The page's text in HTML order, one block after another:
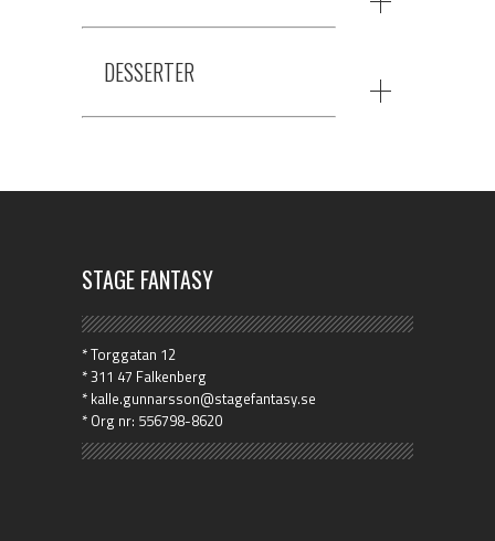
DESSERTER
STAGE FANTASY
* Torggatan 12
* 311 47 Falkenberg
* kalle.gunnarsson@stagefantasy.se
* Org nr: 556798-8620